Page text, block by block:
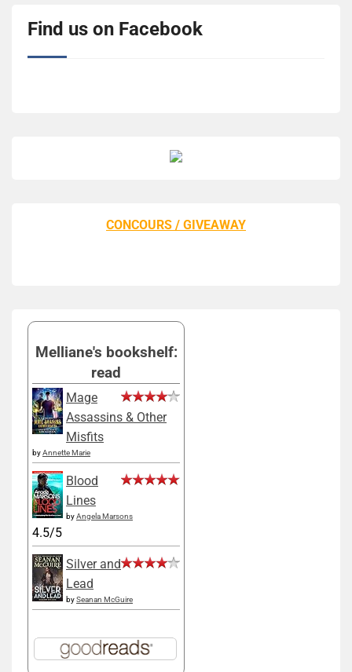
Find us on Facebook
CONCOURS / GIVEAWAY
Melliane's bookshelf:
read
Mage
Assassins & Other
Misfits
byAnnette Marie
Blood
Lines
byAngela Marsons
4.5/5
Silver and
Lead
bySeanan McGuire